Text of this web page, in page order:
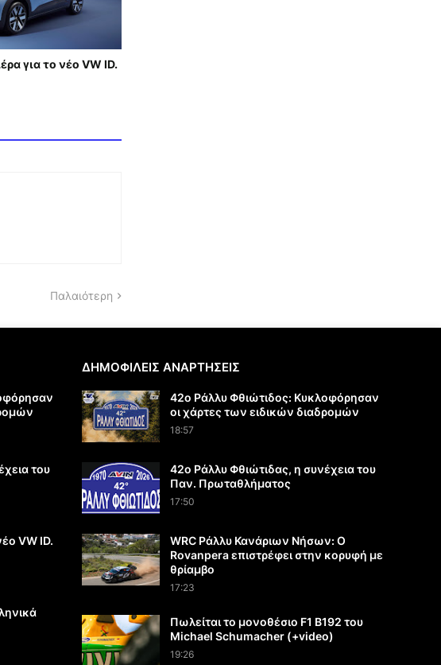
για το νέο VW ID.
Παλαιότερη
του
VW ID.
ΔΗΜΟΦΙΛΕΙΣ ΑΝΑΡΤΗΣΕΙΣ
42ο Ράλλυ Φθιώτιδος: Κυκλοφόρησαν
οι χάρτες των ειδικών διαδρομών
18:57
42ο Ράλλυ Φθιώτιδας, η συνέχεια του
Παν. Πρωταθλήματος
17:50
WRC Ράλλυ Κανάριων Νήσων: O
Rovanpera επιστρέφει στην κορυφή με
θρίαμβο
17:23
Πωλείται το μονοθέσιο F1 B192 του
Michael Schumacher (+video)
19:26